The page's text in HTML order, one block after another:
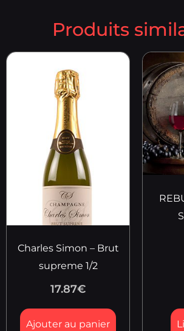
Produits
Charles Simon – Brut
supreme 1/2
17.87€
Ajouter au panier